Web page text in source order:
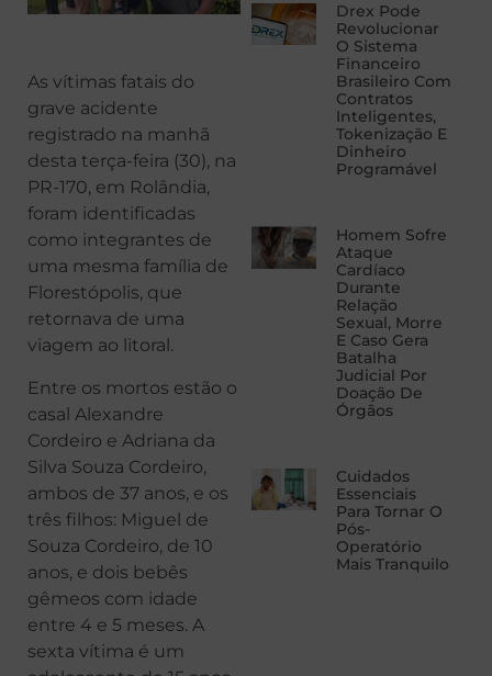
As vítimas fatais do
grave acidente
registrado na manhã
desta terça-feira (30), na
PR-170, em Rolândia,
foram identificadas
como integrantes de
uma mesma família de
Florestópolis, que
retornava de uma
viagem ao litoral.
Entre os mortos estão o
casal Alexandre
Cordeiro e Adriana da
Silva Souza Cordeiro,
ambos de 37 anos, e os
três filhos: Miguel de
Souza Cordeiro, de 10
anos, e dois bebês
gêmeos com idade
entre 4 e 5 meses. A
sexta vítima é um
Drex Pode
Revolucionar
O Sistema
Financeiro
Brasileiro Com
Contratos
Inteligentes,
Tokenização E
Dinheiro
Programável
Homem Sofre
Ataque
Cardíaco
Durante
Relação
Sexual, Morre
E Caso Gera
Batalha
Judicial Por
Doação De
Órgãos
Cuidados
Essenciais
Para Tornar O
Pós-
Operatório
Mais Tranquilo